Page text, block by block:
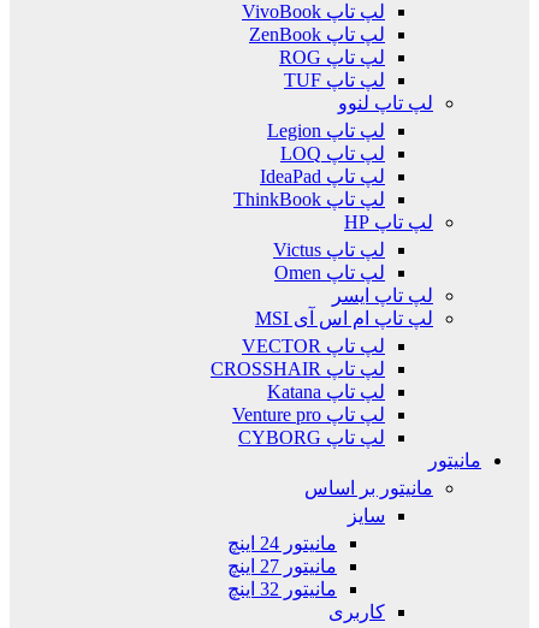
لپ تاپ VivoBook
لپ تاپ ZenBook
لپ تاپ ROG
لپ تاپ TUF
لپ تاپ لنوو
لپ تاپ Legion
لپ تاپ LOQ
لپ تاپ IdeaPad
لپ تاپ ThinkBook
لپ تاپ HP
لپ تاپ Victus
لپ تاپ Omen
لپ تاپ ایسر
لپ تاپ ام اس آی MSI
لپ تاپ VECTOR
لپ تاپ CROSSHAIR
لپ تاپ Katana
لپ تاپ Venture pro
لپ تاپ CYBORG
مانیتور
مانیتور بر اساس
سایز
مانیتور 24 اینچ
مانیتور 27 اینچ
مانیتور 32 اینچ
کاربری